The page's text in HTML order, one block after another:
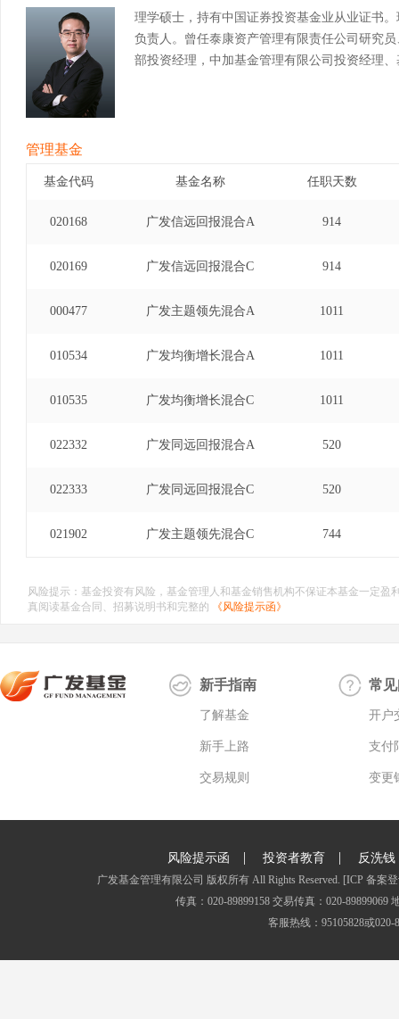
理学硕士，持有中国证券投资基金业从业证书
负责人。曾任泰康资产管理有限责任公司研究
部投资经理，中加基金管理有限公司投资经理
管理基金
基金代码 基金名称 任职天数
020168 广发信远回报混合A 914
020169 广发信远回报混合C 914
000477 广发主题领先混合A 1011
010534 广发均衡增长混合A 1011
010535 广发均衡增长混合C 1011
022332 广发同远回报混合A 520
022333 广发同远回报混合C 520
021902 广发主题领先混合C 744
风险提示：基金投资有风险，基金管理人和基金销售机构不保证本基金一定
真阅读基金合同、招募说明书和完整的
《风险提示函》
新手指南
了解基金
新手上路
交易规则
常
开户
支付
变更
风险提示函 | 投资者教育 | 反洗钱
广发基金管理有限公司 版权所有 All Rights Reserved. [ICP 备案
传真：020-89899158 交易传真：020-
客服热线：95105828或020-